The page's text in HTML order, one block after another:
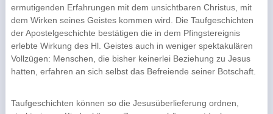
ermutigenden Erfahrungen mit dem unsichtba­ren Christus, mit
dem Wirken seines Geistes kommen wird. Die Tauf­geschichten
der Apostel­geschichte bestätigen die in dem Pfingstereignis
erlebte Wirkung des Hl. Geistes auch in weni­ger spektakulären
Vollzügen: Menschen, die bisher keinerlei Bezie­hung zu Jesus
hatten, erfah­ren an sich selbst das Befreiende seiner Botschaft.
Taufgeschichten können so die Jesusüberlieferung ordnen,